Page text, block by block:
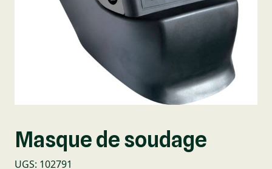
Masque de soudage
UGS: 102791